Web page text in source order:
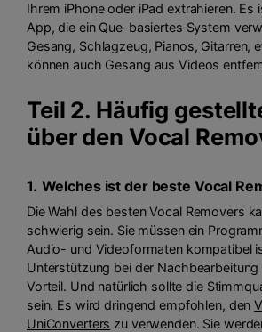
Ihrem iPhone oder iPad extrahieren. Es
App, die ein Que-basiertes System
Gesang, Schlagzeug, Pianos, Gitarren,
können auch Gesang aus Videos
Teil 2. Häufig
über den Vocal
1. Welches ist der beste Vocal
Die Wahl des besten Vocal Removers
schwierig sein. Sie müssen ein
Audio- und Videoformaten kompatibel
Unterstützung bei der
Vorteil. Und natürlich sollte die
sein. Es wird dringend empfohlen, den
UniConverters zu verwenden. Sie